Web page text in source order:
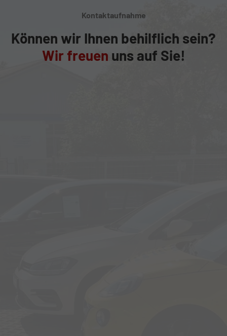
Kontaktaufnahme
Können wir Ihnen behilflich sein?
Wir freuen uns auf Sie!